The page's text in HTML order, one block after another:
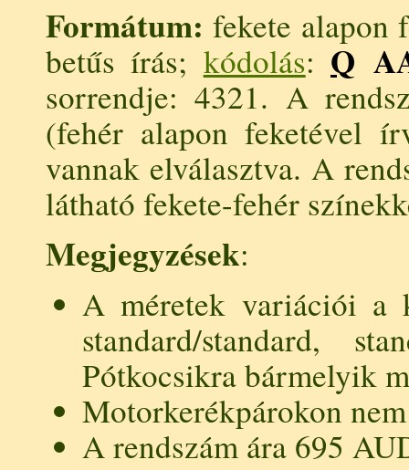
Formátum: fekete alapon
betűs írás; kódolás: Q
sorrendje: 4321. A
(fehér alapon feketével
vannak elválasztva. A
látható fekete-fehér
Megjegyzések:
A méretek variációi a
standard/standard,
Pótkocsikra bármelyik
Motorkerékpárokon
A rendszám ára 695